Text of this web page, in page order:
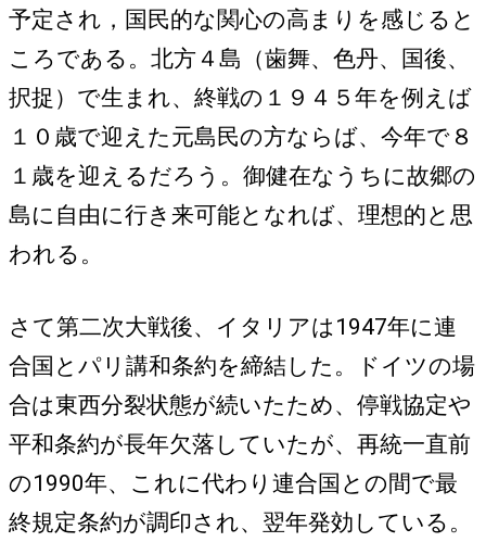
予定され，国民的な関心の高まりを感じると
ころである。北方４島（歯舞、色丹、国後、
択捉）で生まれ、終戦の１９４５年を例えば
１０歳で迎えた元島民の方ならば、今年で８
１歳を迎えるだろう。御健在なうちに故郷の
島に自由に行き来可能となれば、理想的と思
われる。
さて第二次大戦後、イタリアは1947年に連
合国とパリ講和条約を締結した。ドイツの場
合は東西分裂状態が続いたため、停戦協定や
平和条約が長年欠落していたが、再統一直前
の1990年、これに代わり連合国との間で最
終規定条約が調印され、翌年発効している。